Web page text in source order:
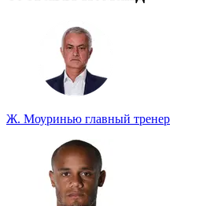
Ж. Моуринью главный тренер